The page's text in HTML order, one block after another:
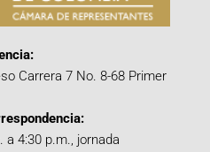
Carrera 7 No. 8-68 Primer
a 4:30 p.m., jornada